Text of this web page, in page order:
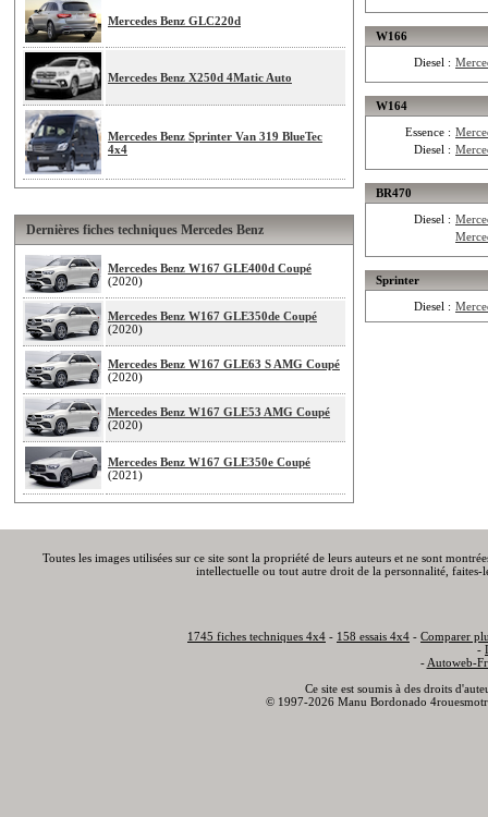
Mercedes Benz GLC220d
Mercedes Benz X250d 4Matic Auto
Mercedes Benz Sprinter Van 319 BlueTec
4x4
Dernières fiches techniques Mercedes Benz
Mercedes Benz W167 GLE400d Coupé
(2020)
Mercedes Benz W167 GLE350de Coupé
(2020)
Mercedes Benz W167 GLE63 S AMG Coupé
(2020)
Mercedes Benz W167 GLE53 AMG Coupé
(2020)
Mercedes Benz W167 GLE350e Coupé
(2021)
W166
Diesel :
W164
Essence :
Diesel :
BR470
Diesel :
Sprinter
Diesel :
Toutes les images utilisées sur ce site sont la propriété de leurs auteurs et ne sont
intellectuelle ou tout autre droit de la personnalité,
1745 fiches techniques 4x4 - 158 essais 4x4 - Comparer
-
- Autoweb-
Ce site est soumis à des droits
© 1997-2026 Manu Bordonado